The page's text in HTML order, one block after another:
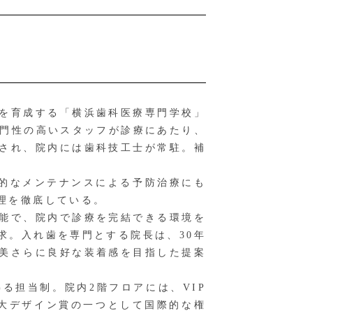
成する「横浜歯科医療専門学校」
性の高いスタッフが診療にあたり、
れ、院内には歯科技工士が常駐。補
メンテナンスによる予防治療にも
を徹底している。
で、院内で診療を完結できる環境を
。入れ歯を専門とする院長は、30年
さらに良好な装着感を目指した提案
担当制。院内2階フロアには、VIP
デザイン賞の一つとして国際的な権